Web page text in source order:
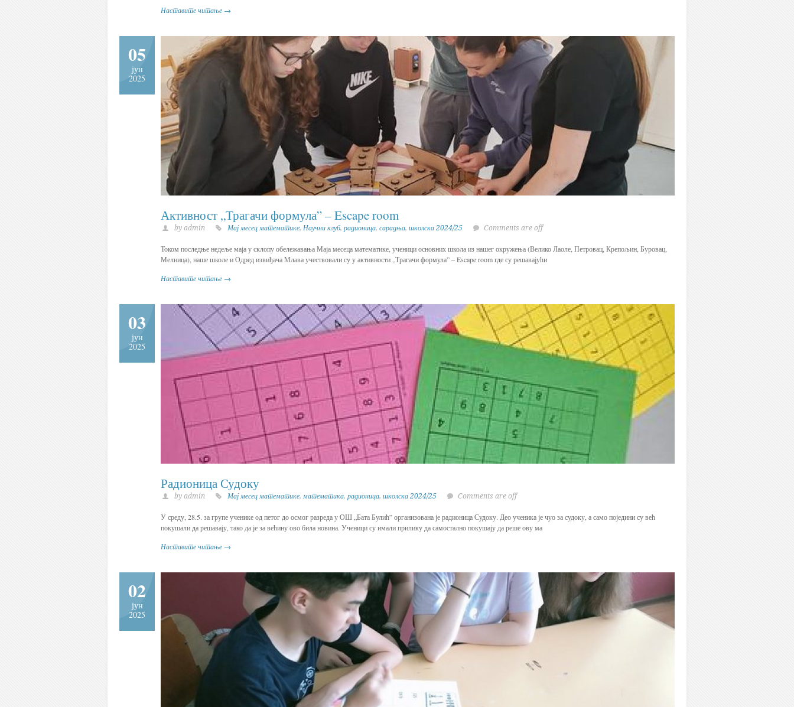
Наставите читање →
05
јун
2025
Активност „Трагачи формула” – Escape room
by admin Мај месец математике, Научни клуб, радионица, сарадња, школска 2024/25 Comments are off
Током последње недеље маја у склопу обележавања Маја месеца математике, ученици основних школа из нашег окружења (Велико Лаоле, Петровац, Крепољин, Буровац,
Мелница), наше школе и Одред извиђача Млава учествовали су у активности „Трагачи формула” – Escape room где су решавајући
Наставите читање →
03
јун
2025
Радионица Судоку
by admin Мај месец математике,математика, радионица, школска 2024/25 Comments are off
У среду, 28.5. за групе ученике од петог до осмог разреда у ОШ „Бата Булић” организована је радионица Судоку. Део ученика је чуо за судоку, а само поједини су већ
покушали да решавају, тако да је за већину ово била новина. Ученици су имали прилику да самостално покушају да реше ову ма
Наставите читање →
02
јун
2025